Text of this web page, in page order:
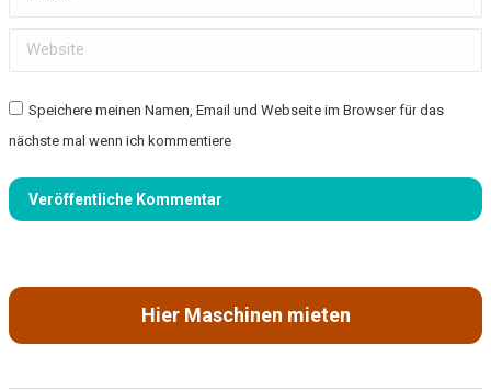
Website
Speichere meinen Namen, Email und Webseite im Browser für das
nächste mal wenn ich kommentiere
Veröffentliche Kommentar
Hier Maschinen mieten